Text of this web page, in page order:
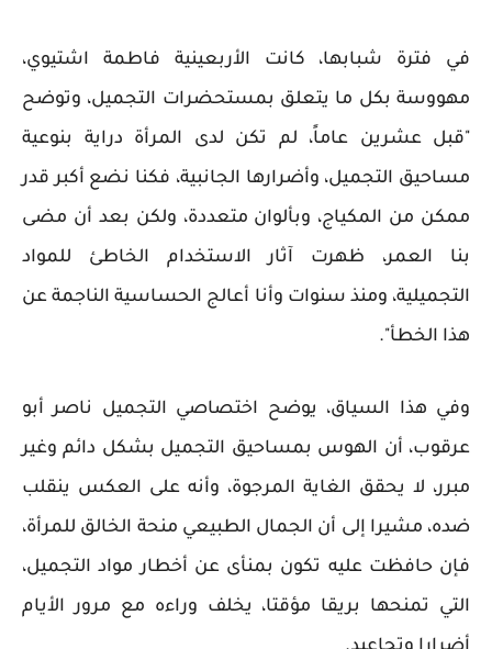
في فترة شبابها، كانت الأربعينية فاطمة اشتيوي،
مهووسة بكل ما يتعلق بمستحضرات التجميل، وتوضح
"قبل عشرين عاماً، لم تكن لدى المرأة دراية بنوعية
مساحيق التجميل، وأضرارها الجانبية، فكنا نضع أكبر قدر
ممكن من المكياج، وبألوان متعددة، ولكن بعد أن مضى
بنا العمر، ظهرت آثار الاستخدام الخاطئ للمواد
التجميلية، ومنذ سنوات وأنا أعالج الحساسية الناجمة عن
هذا الخطأ".
وفي هذا السياق، يوضح اختصاصي التجميل ناصر أبو
عرقوب، أن الهوس بمساحيق التجميل بشكل دائم وغير
مبرر، لا يحقق الغاية المرجوة، وأنه على العكس ينقلب
ضده، مشيرا إلى أن الجمال الطبيعي منحة الخالق للمرأة،
فإن حافظت عليه تكون بمنأى عن أخطار مواد التجميل،
التي تمنحها بريقا مؤقتا، يخلف وراءه مع مرور الأيام